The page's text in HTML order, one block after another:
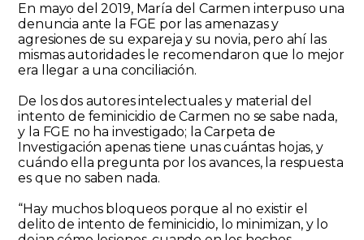
En mayo del 2019, María del Carmen interpuso una
denuncia ante la FGE por las amenazas y
agresiones de su expareja y su novia, pero ahí las
mismas autoridades le recomendaron que lo mejor
era llegar a una conciliación.
De los dos autores intelectuales y material del
intento de feminicidio de Carmen no se sabe nada,
y la FGE no ha investigado; la Carpeta de
Investigación apenas tiene unas cuántas hojas, y
cuándo ella pregunta por los avances, la respuesta
es que no saben nada.
“Hay muchos bloqueos porque al no existir el
delito de intento de feminicidio, lo minimizan, y lo